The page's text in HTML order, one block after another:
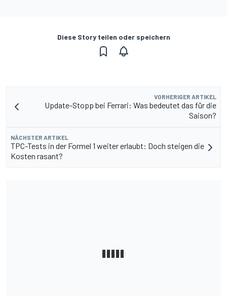
Diese Story teilen oder speichern
VORHERIGER ARTIKEL
Update-Stopp bei Ferrari: Was bedeutet das für die
Saison?
NÄCHSTER ARTIKEL
TPC-Tests in der Formel 1 weiter erlaubt: Doch steigen die
Kosten rasant?